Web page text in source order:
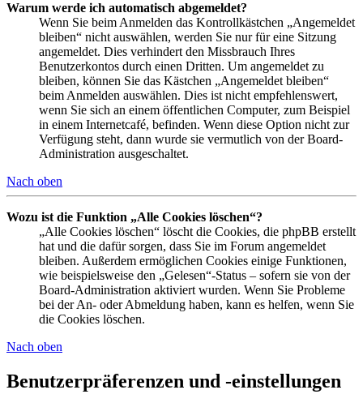
Warum werde ich automatisch abgemeldet?
Wenn Sie beim Anmelden das Kontrollkästchen „Angemeldet
bleiben“ nicht auswählen, werden Sie nur für eine Sitzung
angemeldet. Dies verhindert den Missbrauch Ihres
Benutzerkontos durch einen Dritten. Um angemeldet zu
bleiben, können Sie das Kästchen „Angemeldet bleiben“
beim Anmelden auswählen. Dies ist nicht empfehlenswert,
wenn Sie sich an einem öffentlichen Computer, zum Beispiel
in einem Internetcafé, befinden. Wenn diese Option nicht zur
Verfügung steht, dann wurde sie vermutlich von der Board-
Administration ausgeschaltet.
Nach oben
Wozu ist die Funktion „Alle Cookies löschen“?
„Alle Cookies löschen“ löscht die Cookies, die phpBB erstellt
hat und die dafür sorgen, dass Sie im Forum angemeldet
bleiben. Außerdem ermöglichen Cookies einige Funktionen,
wie beispielsweise den „Gelesen“-Status – sofern sie von der
Board-Administration aktiviert wurden. Wenn Sie Probleme
bei der An- oder Abmeldung haben, kann es helfen, wenn Sie
die Cookies löschen.
Nach oben
Benutzerpräferenzen und -einstellungen